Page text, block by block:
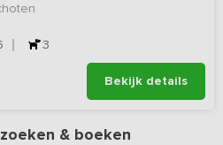
3
Bekijk details
& boeken